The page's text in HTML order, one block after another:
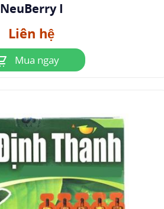
NeuBerry I
Liên hệ
Mua ngay